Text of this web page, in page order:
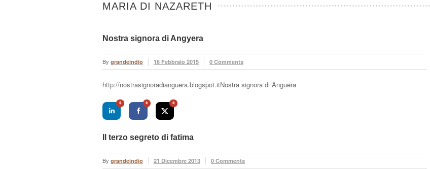
MARIA DI NAZARETH
Nostra signora di Angyera
By grandeindio 16 Febbraio 2015 0 Comments
http://nostrasignoradianguera.blogspot.itNostra signora di Anguera
0 0 0
Il terzo segreto di fatima
By grandeindio 21 Dicembre 2013 0 Comments